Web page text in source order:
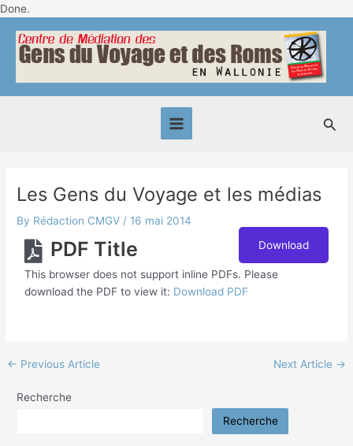
Done.
content
Main
Menu
Les Gens du Voyage et les médias
By Rédaction CMGV / 16 mai 2014
PDF Title Download
This browser does not support inline PDFs. Please
download the PDF to view it: Download PDF
navigation
← Previous Article Next Article →
Recherche
Recherche